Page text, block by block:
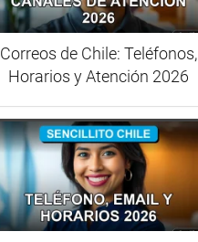
Correos de Chile: Teléfonos,
Horarios y Atención 2026